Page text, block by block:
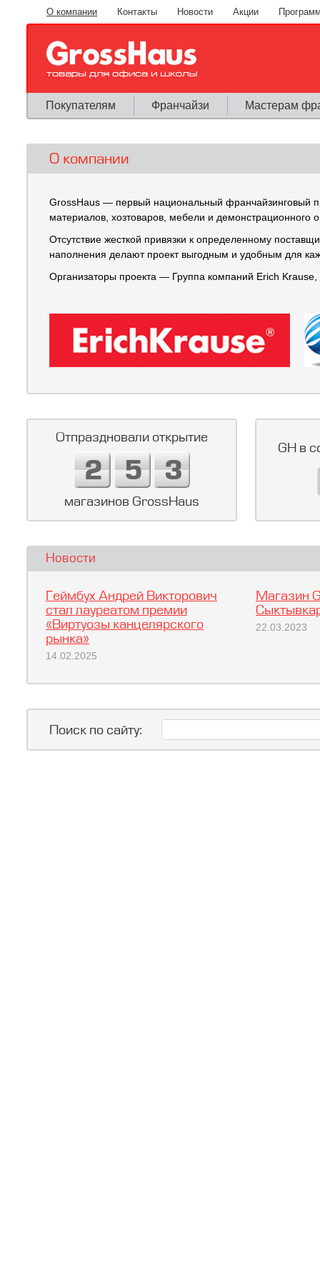
Перейти к основному содержанию
О компании Контакты Новости Акции
Покупателям Франчайзи Мастерам
О компании
GrossHaus — первый национальный франчайзинговый
материалов, хозтоваров, мебели и демонстрационного
Отсутствие жесткой привязки к определенному
наполнения делают проект выгодным и удобным для
Организаторы проекта — Группа компаний Erich
Отпраздновали открытие
магазинов GrossHaus
GH в
Новости
Геймбух Андрей Викторович
стал лауреатом премии
«Виртуозы канцелярского
рынка»
14.02.2025
Магазин
22.03.2023
Поиск по сайту: